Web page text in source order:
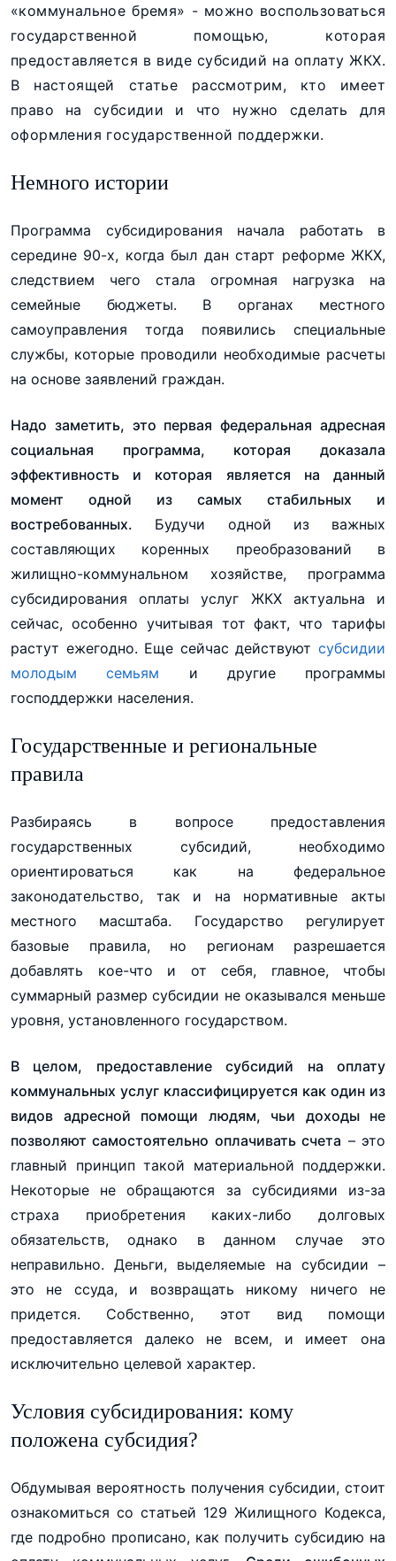
«коммунальное бремя» - можно воспользоваться
государственной помощью, которая
предоставляется в виде субсидий на оплату ЖКХ.
В настоящей статье рассмотрим, кто имеет
право на субсидии и что нужно сделать для
оформления государственной поддержки.
Немного истории
Программа субсидирования начала работать в
середине 90-х, когда был дан старт реформе ЖКХ,
следствием чего стала огромная нагрузка на
семейные бюджеты. В органах местного
самоуправления тогда появились специальные
службы, которые проводили необходимые расчеты
на основе заявлений граждан.
Надо заметить, это первая федеральная адресная
социальная программа, которая доказала
эффективность и которая является на данный
момент одной из самых стабильных и
востребованных. Будучи одной из важных
составляющих коренных преобразований в
жилищно-коммунальном хозяйстве, программа
субсидирования оплаты услуг ЖКХ актуальна и
сейчас, особенно учитывая тот факт, что тарифы
растут ежегодно. Еще сейчас действуют субсидии
молодым семьям и другие программы
господдержки населения.
Государственные и региональные
правила
Разбираясь в вопросе предоставления
государственных субсидий, необходимо
ориентироваться как на федеральное
законодательство, так и на нормативные акты
местного масштаба. Государство регулирует
базовые правила, но регионам разрешается
добавлять кое-что и от себя, главное, чтобы
суммарный размер субсидии не оказывался меньше
уровня, установленного государством.
В целом, предоставление субсидий на оплату
коммунальных услуг классифицируется как один из
видов адресной помощи людям, чьи доходы не
позволяют самостоятельно оплачивать счета – это
главный принцип такой материальной поддержки.
Некоторые не обращаются за субсидиями из-за
страха приобретения каких-либо долговых
обязательств, однако в данном случае это
неправильно. Деньги, выделяемые на субсидии –
это не ссуда, и возвращать никому ничего не
придется. Собственно, этот вид помощи
предоставляется далеко не всем, и имеет она
исключительно целевой характер.
Условия субсидирования: кому
положена субсидия?
Обдумывая вероятность получения субсидии, стоит
ознакомиться со статьей 129 Жилищного Кодекса,
где подробно прописано, как получить субсидию на